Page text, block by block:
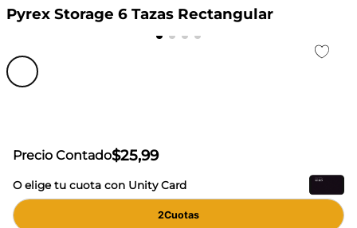
Pyrex Storage 6 Tazas Rectangular
Precio Contado$25,99
O elige tu cuota con Unity Card
2Cuotas